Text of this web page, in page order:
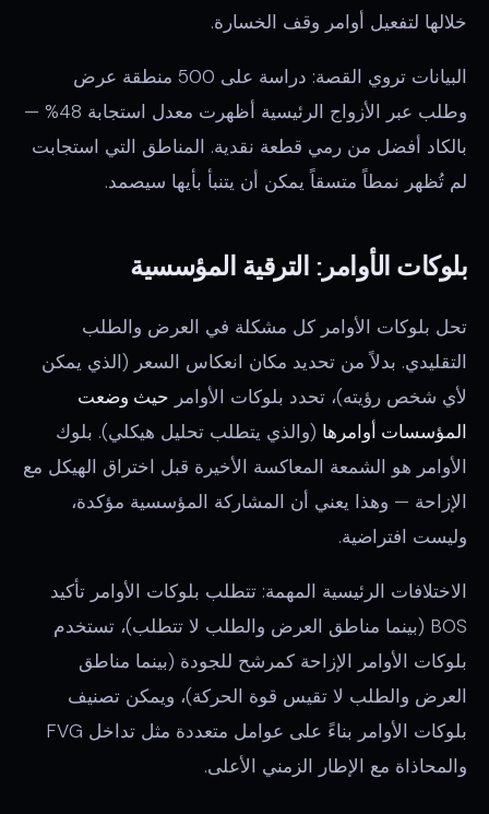
خلالها لتفعيل أوامر وقف الخسارة.
البيانات تروي القصة: دراسة على 500 منطقة عرض
وطلب عبر الأزواج الرئيسية أظهرت معدل استجابة 48% —
بالكاد أفضل من رمي قطعة نقدية. المناطق التي استجابت
لم تُظهر نمطاً متسقاً يمكن أن يتنبأ بأيها سيصمد.
بلوكات الأوامر: الترقية المؤسسية
تحل بلوكات الأوامر كل مشكلة في العرض والطلب
التقليدي. بدلاً من تحديد مكان انعكاس السعر (الذي يمكن
لأي شخص رؤيته)، تحدد بلوكات الأوامر حيث وضعت
المؤسسات أوامرها (والذي يتطلب تحليل هيكلي). بلوك
الأوامر هو الشمعة المعاكسة الأخيرة قبل اختراق الهيكل مع
الإزاحة — وهذا يعني أن المشاركة المؤسسية مؤكدة،
وليست افتراضية.
الاختلافات الرئيسية المهمة: تتطلب بلوكات الأوامر تأكيد
BOS (بينما مناطق العرض والطلب لا تتطلب)، تستخدم
بلوكات الأوامر الإزاحة كمرشح للجودة (بينما مناطق
العرض والطلب لا تقيس قوة الحركة)، ويمكن تصنيف
بلوكات الأوامر بناءً على عوامل متعددة مثل تداخل FVG
والمحاذاة مع الإطار الزمني الأعلى.